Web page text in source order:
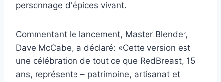
personnage d'épices vivant.
Commentant le lancement, Master Blender,
Dave McCabe, a déclaré: «Cette version est
une célébration de tout ce que RedBreast, 15
ans, représente – patrimoine, artisanat et